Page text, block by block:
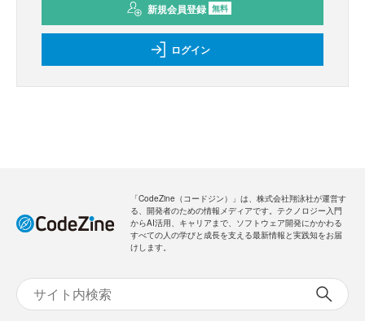
新規会員登録 無料
ログイン
「CodeZine（コードジン）」は、株式会社翔泳社が運営す
る、開発者のための情報メディアです。テクノロジー入門
からAI活用、キャリアまで、ソフトウェア開発にかかわる
すべての人の学びと成長を支える最新情報と実践知をお届
けします。